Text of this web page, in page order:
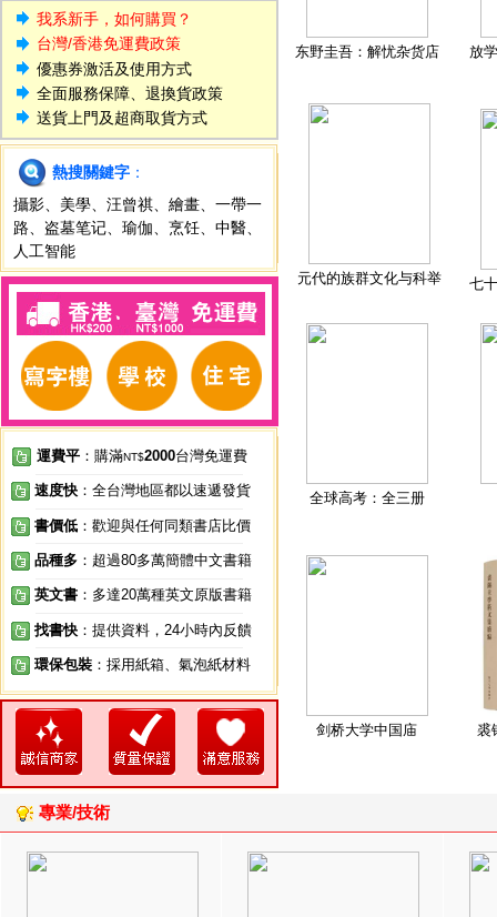
我系新手，如何購買？
台灣/香港免運費政策
優惠券激活及使用方式
全面服務保障、退換貨政策
送貨上門及超商取貨方式
熱搜關鍵字 ：
攝影
美學 汪曾祺 繪畫
一帶一
路
盗墓笔记 瑜伽 烹饪 中醫
人工智能
運費平 ：購滿NT$2000台灣免運費
速度快 ：全台灣地區都以速遞發貨
書價低 ：歡迎與任何同類書店比價
品種多 ：超過80多萬簡體中文書籍
英文書 ：多達20萬種英文原版書籍
找書快 ：提供資料，24小時內反饋
環保包裝 ：採用紙箱、氣泡紙材料
东野圭吾：解忧杂货店 放
元代的族群文化与科举 七
全球高考：全三册
剑桥大学中国庙 裘
專業/技術